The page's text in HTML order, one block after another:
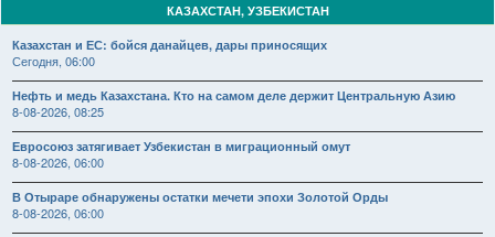
КАЗАХСТАН, УЗБЕКИСТАН
Казахстан и ЕС: бойся данайцев, дары приносящих
Сегодня, 06:00
Нефть и медь Казахстана. Кто на самом деле держит Центральную Азию
8-08-2026, 08:25
Евросоюз затягивает Узбекистан в миграционный омут
8-08-2026, 06:00
В Отыраре обнаружены остатки мечети эпохи Золотой Орды
8-08-2026, 06:00